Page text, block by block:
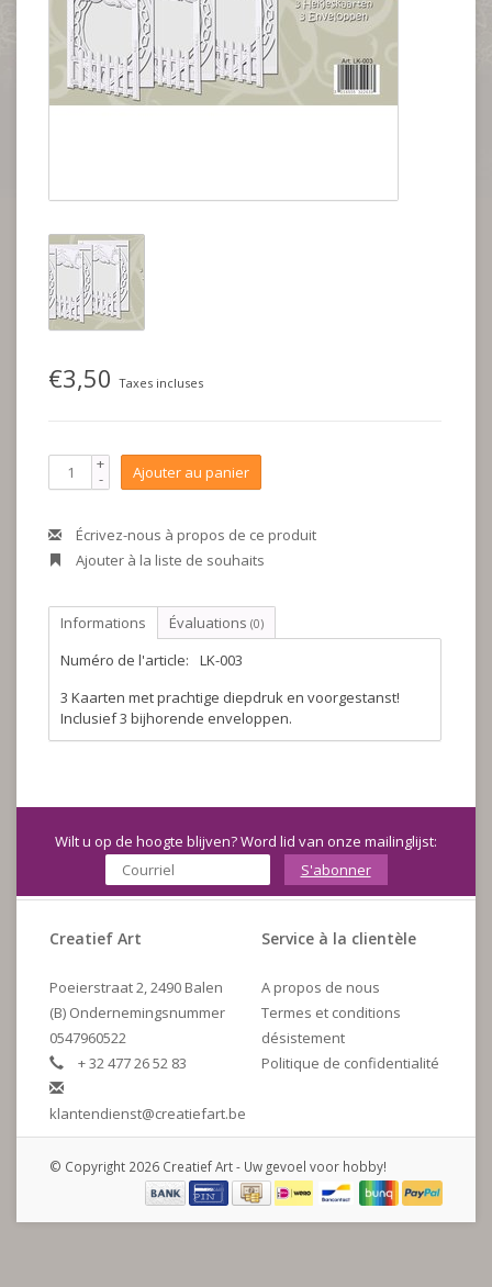
€3,50 Taxes incluses
+
- Ajouter au panier
Écrivez-nous à propos de ce produit
Ajouter à la liste de souhaits
Informations Évaluations (0)
Numéro de l'article:
LK-003
3 Kaarten met prachtige diepdruk en voorgestanst!
Inclusief 3 bijhorende enveloppen.
Wilt u op de hoogte blijven? Word lid van onze mailinglijst:
S'abonner
Creatief Art
Poeierstraat 2, 2490 Balen
(B) Ondernemingsnummer
0547960522
+ 32 477 26 52 83
klantendienst@creatiefart.be
Service à la clientèle
A propos de nous
Termes et conditions
désistement
Politique de confidentialité
© Copyright 2026 Creatief Art - Uw gevoel voor hobby!